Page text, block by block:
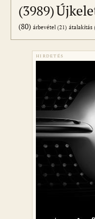
(3989)
(80) árbevétel (21) átalakítás
HIRDETÉS